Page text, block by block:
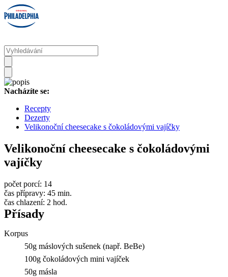
Nacházíte se:
Recepty
Dezerty
Velikonoční cheesecake s čokoládovými vajíčky
Velikonoční cheesecake s čokoládovými
vajíčky
počet porcí: 14
čas přípravy: 45 min.
čas chlazení: 2 hod.
Přísady
Korpus
50g máslových sušenek (např. BeBe)
100g čokoládových mini vajíček
50g másla